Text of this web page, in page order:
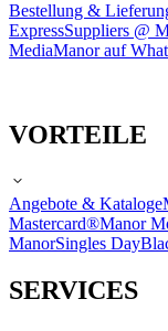
Bestellung &
ExpressSuppliers @
MediaManor auf
VORTEILE
Angebote & Kataloge
Mastercard®Manor
ManorSingles Day
SERVICES